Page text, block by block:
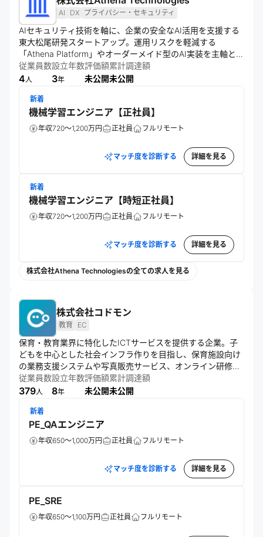
AI DX プライバシー・セキュリティ
AIセキュリティ技術を軸に、企業の安全なAI活用を支援する
東大松尾研発スタートアップ。運用リスクを軽減する
「Athena Platform」やオーダーメイド型のAI実装を主軸とす
る。情報漏洩などを防ぎ、安全と効果を両立させる高い技術
力が強み。日本の重要インフラが安心してイノベーションを
従業員数
4人
設立年数
3年
評価額
未公開
累計調達額
未公開
新着
機械学習エンジニア【正社員】
年収720～1,200万円 正社員 フルリモート
マッチ度を診断する 詳細を見る
新着
機械学習エンジニア【時短正社員】
年収720～1,200万円 正社員 フルリモート
マッチ度を診断する 詳細を見る
株式会社Athena Technologiesの全ての求人を見る
株式会社コドモン
教育 EC
保育・教育業界に特化したICTサービスを提供する企業。子
どもを中心とした社会インフラ作りを目指し、保育施設向け
の業務支援システムや写真販売サービス、オンライン研修、
ECサイト、園児募集支援など、多角的なサービスを展開。保
育者の環境改善と保護者支援を通じて、子育て環境の向上に
従業員数
379人
設立年数
8年
評価額
未公開
累計調達額
未公開
新着
PE_QAエンジニア
年収650～1,000万円 正社員 フルリモート
マッチ度を診断する 詳細を見る
PE_SRE
年収650～1,100万円 正社員 フルリモート